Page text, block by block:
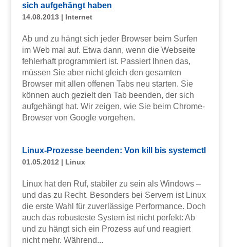
sich aufgehängt haben
14.08.2013| Internet
Ab und zu hängt sich jeder Browser beim Surfen
im Web mal auf. Etwa dann, wenn die Webseite
fehlerhaft programmiert ist. Passiert Ihnen das,
müssen Sie aber nicht gleich den gesamten
Browser mit allen offenen Tabs neu starten. Sie
können auch gezielt den Tab beenden, der sich
aufgehängt hat. Wir zeigen, wie Sie beim Chrome-
Browser von Google vorgehen.
Linux-Prozesse beenden: Von kill bis systemctl
01.05.2012 | Linux
Linux hat den Ruf, stabiler zu sein als Windows –
und das zu Recht. Besonders bei Servern ist Linux
die erste Wahl für zuverlässige Performance. Doch
auch das robusteste System ist nicht perfekt: Ab
und zu hängt sich ein Prozess auf und reagiert
nicht mehr. Während...